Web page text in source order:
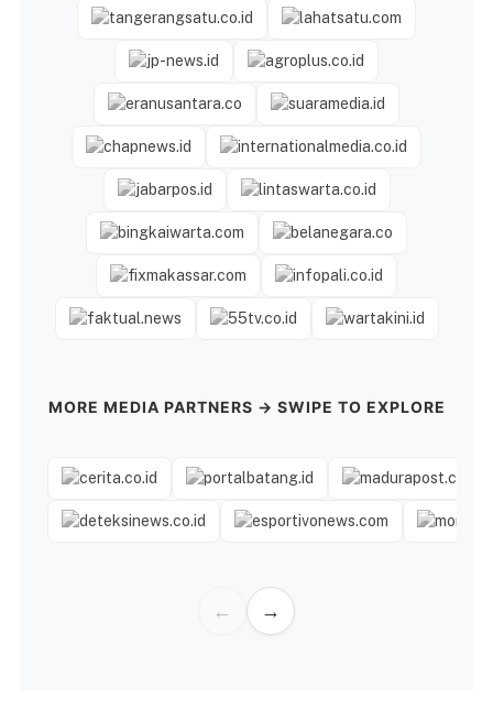
MORE MEDIA PARTNERS → SWIPE TO EXPLORE
← →